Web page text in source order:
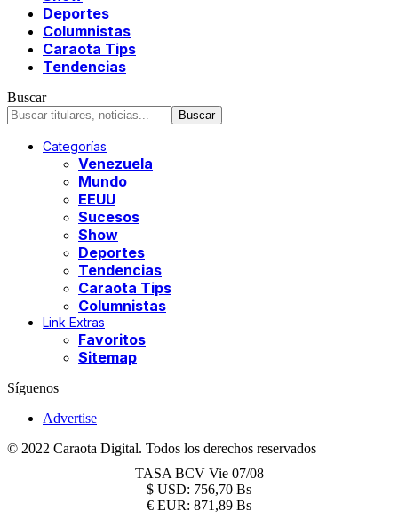
Deportes
Columnistas
Caraota Tips
Tendencias
Buscar
Categorías
Venezuela
Mundo
EEUU
Sucesos
Show
Deportes
Tendencias
Caraota Tips
Columnistas
Link Extras
Favoritos
Sitemap
Síguenos
Advertise
© 2022 Caraota Digital. Todos los derechos reservados
TASA BCV Vie 07/08
$ USD: 756,70 Bs
€ EUR: 871,89 Bs